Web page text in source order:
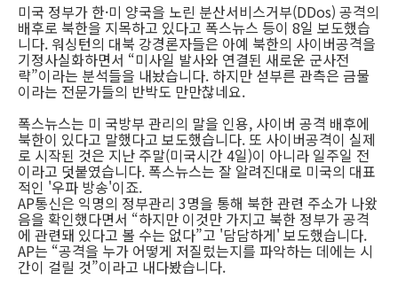
미국 정부가 한·미 양국을 노린 분산서비스거부(DDos) 공격의
배후로 북한을 지목하고 있다고 폭스뉴스 등이 8일 보도했습
니다. 워싱턴의 대북 강경론자들은 아예 북한의 사이버공격을
기정사실화하면서 “미사일 발사와 연결된 새로운 군사전
략”이라는 분석들을 내놨습니다. 하지만 섣부른 관측은 금물
이라는 전문가들의 반박도 만만찮네요.
폭스뉴스는 미 국방부 관리의 말을 인용, 사이버 공격 배후에
북한이 있다고 말했다고 보도했습니다. 또 사이버공격이 실제
로 시작된 것은 지난 주말(미국시간 4일)이 아니라 일주일 전
이라고 덧붙였습니다. 폭스뉴스는 잘 알려진대로 미국의 대표
적인 '우파 방송'이죠.
AP통신은 익명의 정부관리 3명을 통해 북한 관련 주소가 나왔
음을 확인했다면서 “하지만 이것만 가지고 북한 정부가 공격
에 관련돼 있다고 볼 수는 없다”고 '담담하게' 보도했습니다.
AP는 “공격을 누가 어떻게 저질렀는지를 파악하는 데에는 시
간이 걸릴 것”이라고 내다봤습니다.